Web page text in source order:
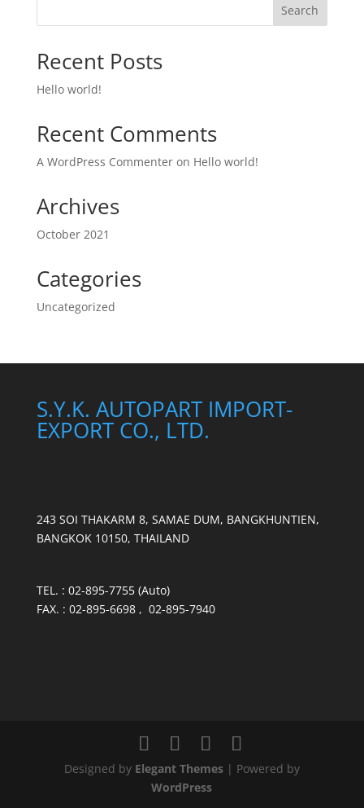
Search
Recent Posts
Hello world!
Recent Comments
A WordPress Commenteron Hello world!
Archives
October 2021
Categories
Uncategorized
S.Y.K. AUTOPART IMPORT-
EXPORT CO., LTD.
243 SOI THAKARM 8, SAMAE DUM, BANGKHUNTIEN,
BANGKOK 10150, THAILAND
TEL. : 02-895-7755 (Auto)
FAX. : 02-895-6698 , 02-895-7940
Designed by Elegant Themes| Powered by
WordPress